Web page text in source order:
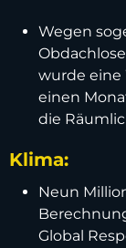
Wegen
wurde
einen
die
Klima:
Neun
Global